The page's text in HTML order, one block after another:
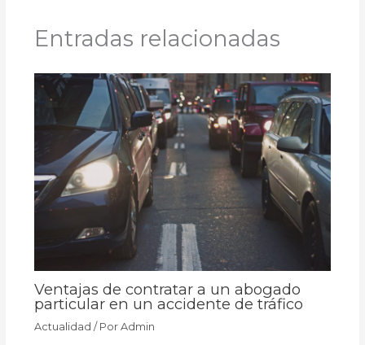
Entradas relacionadas
Ventajas de contratar a un abogado
particular en un accidente de tráfico
Actualidad / Por Admin